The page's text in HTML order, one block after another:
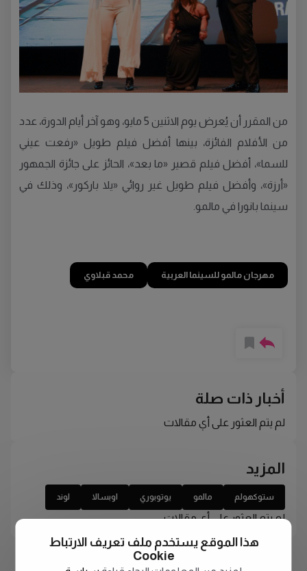
من المقرر أن يُعرض يوم الاثنين 5 مايو، وهو آخر أيام الدورة، عدد
من الأفلام الفائزة، بينها أفضل فيلم طويل «رفعت عيني
للسما»، أفضل فيلم قصير «ما بعد»، الحائز على جائزة الجمهور
«أرزة»، وأفضل فيلم طويل غير روائي «يلا باركور»، وذلك في
سينما بانورا في مالمو.
مهرجان مالمو للسينما العربية محمد قبلاوي
أخبار ذات صلة
لم يتم العثور على أي مقالات
المزيد
ستوكهولم مالمو يوتوبوري اوبسالا لوند
لم يتم العثور على أي مقالات
هذا الموقع يستخدم ملف تعريف الارتباط
Cookie